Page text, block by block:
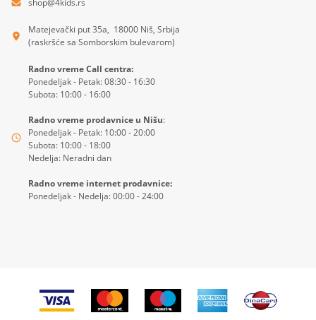
shop@4kids.rs
Matejevački put 35a, 18000 Niš, Srbija
(raskršće sa Somborskim bulevarom)
Radno vreme Call centra:
Ponedeljak - Petak: 08:30 - 16:30
Subota: 10:00 - 16:00
Radno vreme prodavnice u Nišu:
Ponedeljak - Petak: 10:00 - 20:00
Subota: 10:00 - 18:00
Nedelja: Neradni dan
Radno vreme internet prodavnice:
Ponedeljak - Nedelja: 00:00 - 24:00